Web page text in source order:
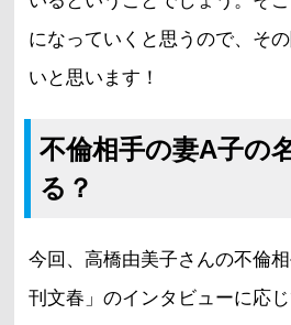
になっていくと思うので、そ
いと思います！
不倫相手の妻A子の
る？
今回、高橋由美子さんの不倫
刊文春」のインタビューに応じ